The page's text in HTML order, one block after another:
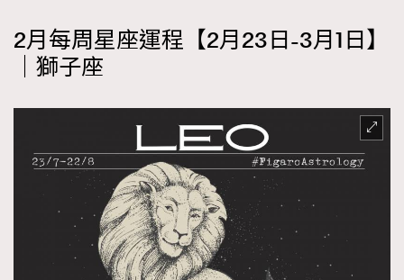
2月每周星座運程【2月23日-3月1日】
｜獅子座